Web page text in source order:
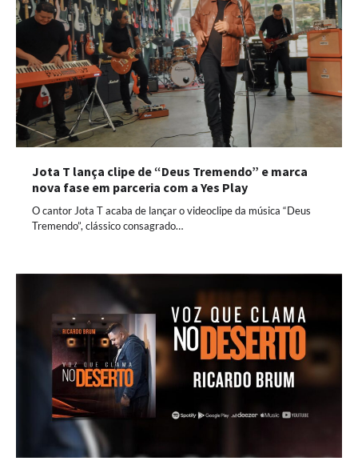
Jota T lança clipe de “Deus Tremendo” e marca
nova fase em parceria com a Yes Play
O cantor Jota T acaba de lançar o videoclipe da música “Deus
Tremendo”, clássico consagrado…